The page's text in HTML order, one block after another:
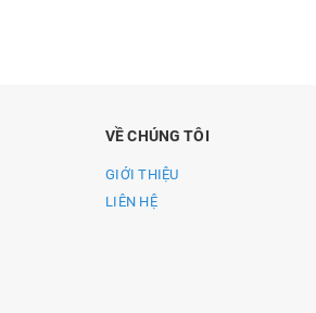
VỀ CHÚNG TÔI
GIỚI THIỆU
LIÊN HỆ